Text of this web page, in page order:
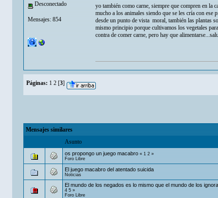
Desconectado
Mensajes: 854
yo también como carne, siempre que compren en la
mucho a los animales siendo que se les cría con
desde un punto de vista moral, también las plantas
mismo principio porque cultivamos los vegetales
contra de comer carne, pero hay que
Páginas: 1 2 [3]
Mensajes similares
Asunto
os propongo un juego macabro «1 2»
Foro Libre
El juego macabro del atentado suicida
Noticias
El mundo de los negados es lo mismo que el mundo de los
4 5»
Foro Libre